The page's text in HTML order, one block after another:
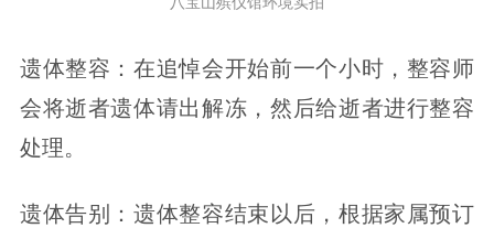
遗体整容：在追悼会开始前一个小时，整容师
会将逝者遗体请出解冻，然后给逝者进行整容
处理。
遗体告别：遗体整容结束以后，根据家属预订